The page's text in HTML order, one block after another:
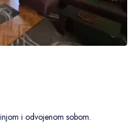
i odvojenom sobom.